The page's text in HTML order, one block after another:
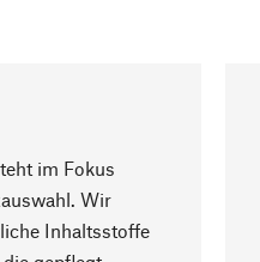
im Fokus
Wir
Inhaltsstoffe